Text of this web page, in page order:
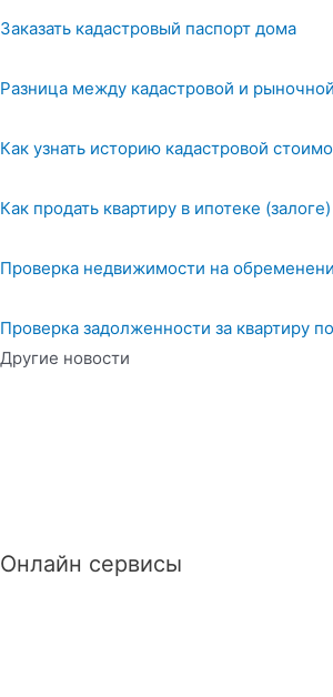
Заказать кадастровый паспорт дома
Разница между кадастровой и
Как узнать историю кадастровой
Как продать квартиру в ипотеке (залоге)
Проверка недвижимости на
Проверка задолженности за квартиру
Другие новости
Онлайн сервисы